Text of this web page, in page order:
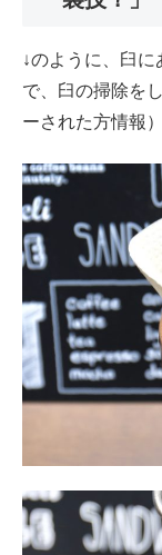
↓のように、臼
で、臼の掃除を
ーされた方情報）